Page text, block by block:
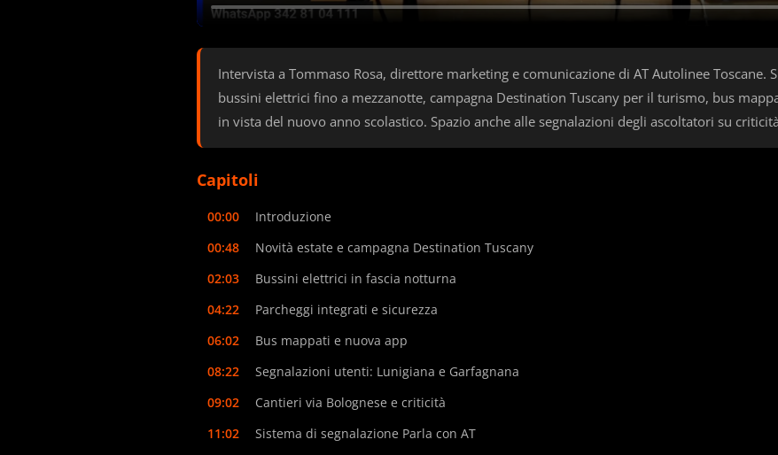
Intervista a Tommaso Rosa, direttore marketing e comunicazione di AT Autolinee Toscane.
bussini elettrici fino a mezzanotte, campagna Destination Tuscany per il turismo, bus
in vista del nuovo anno scolastico. Spazio anche alle segnalazioni degli ascoltatori su
Capitoli
00:00
Introduzione
00:48
Novità estate e campagna Destination Tuscany
02:03
Bussini elettrici in fascia notturna
04:22
Parcheggi integrati e sicurezza
06:02
Bus mappati e nuova app
08:22
Segnalazioni utenti: Lunigiana e Garfagnana
09:02
Cantieri via Bolognese e criticità
11:02
Sistema di segnalazione Parla con AT